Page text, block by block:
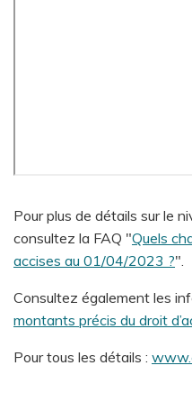
Pour plus de détails sur le
consultez la FAQ "Quels
accises au 01/04/2023 ?".
Consultez également les
montants précis du droit
Pour tous les détails :